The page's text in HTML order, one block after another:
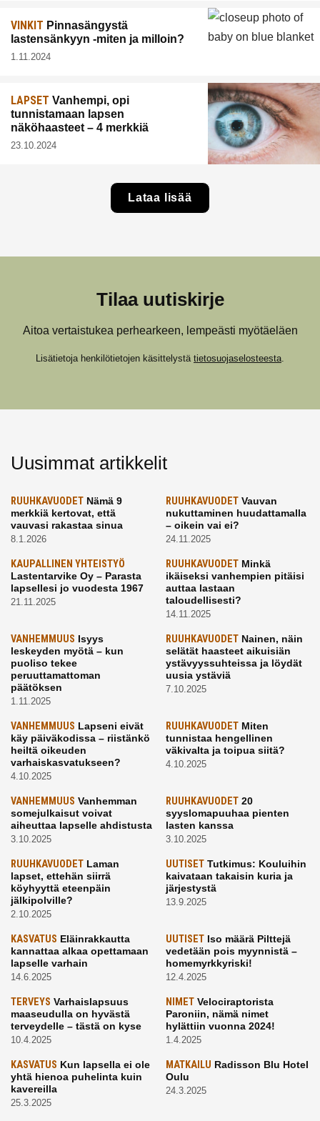
VINKIT Pinnasängystä
lastensänkyyn -miten ja milloin?
1.11.2024
LAPSET Vanhempi, opi
tunnistamaan lapsen
näköhaasteet – 4 merkkiä
23.10.2024
Lataa lisää
Tilaa uutiskirje
Aitoa vertaistukea perhearkeen, lempeästi myötäeläen
Lisätietoja henkilötietojen käsittelystä tietosuojaselosteesta.
Uusimmat artikkelit
RUUHKAVUODET Nämä 9
merkkiä kertovat, että
vauvasi rakastaa sinua
8.1.2026
RUUHKAVUODETVauvan
nukuttaminen huudattamalla
– oikein vai ei?
24.11.2025
KAUPALLINEN YHTEISTYÖ
Lastentarvike Oy – Parasta
lapsellesi jo vuodesta 1967
21.11.2025
RUUHKAVUODETMinkä
ikäiseksi vanhempien pitäisi
auttaa lastaan
taloudellisesti?
14.11.2025
VANHEMMUUS Isyys
leskeyden myötä – kun
puoliso tekee
peruuttamattoman
päätöksen
1.11.2025
RUUHKAVUODETNainen, näin
selätät haasteet aikuisiän
ystävyyssuhteissa ja löydät
uusia ystäviä
7.10.2025
VANHEMMUUS Lapseni eivät
käy päiväkodissa – riistänkö
heiltä oikeuden
varhaiskasvatukseen?
4.10.2025
RUUHKAVUODETMiten
tunnistaa hengellinen
väkivalta ja toipua siitä?
4.10.2025
VANHEMMUUS Vanhemman
somejulkaisut voivat
aiheuttaa lapselle ahdistusta
3.10.2025
RUUHKAVUODET20
syyslomapuuhaa pienten
lasten kanssa
3.10.2025
RUUHKAVUODET Laman
lapset, ettehän siirrä
köyhyyttä eteenpäin
jälkipolville?
2.10.2025
UUTISETTutkimus: Kouluihin
kaivataan takaisin kuria ja
järjestystä
13.9.2025
KASVATUS Eläinrakkautta
kannattaa alkaa opettamaan
lapselle varhain
14.6.2025
UUTISETIso määrä Pilttejä
vedetään pois myynnistä –
homemyrkkyriski!
12.4.2025
TERVEYS Varhaislapsuus
maaseudulla on hyvästä
terveydelle – tästä on kyse
10.4.2025
NIMETVelociraptorista
Paroniin, nämä nimet
hylättiin vuonna 2024!
1.4.2025
KASVATUS Kun lapsella ei ole
yhtä hienoa puhelinta kuin
kavereilla
25.3.2025
MATKAILU Radisson Blu Hotel
Oulu
24.3.2025